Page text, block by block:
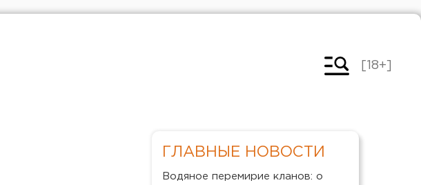
[18+]
ГЛАВНЫЕ НОВОСТИ
Водяное перемирие кланов: о